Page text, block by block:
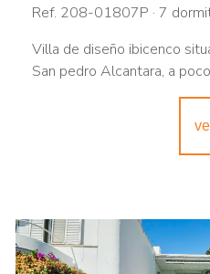
Ref. 208-01807P · 7
Villa de diseño ibicenco
San pedro Alcantara, a